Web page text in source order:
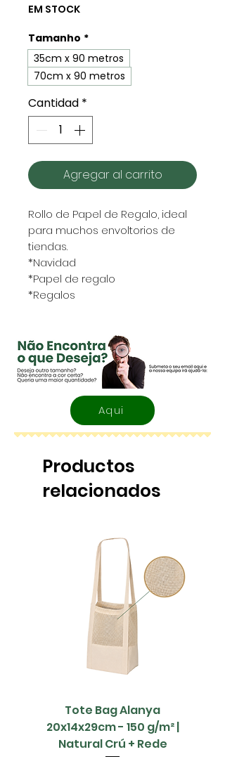
EM STOCK
Tamanho *
35cm x 90 metros
70cm x 90 metros
Cantidad *
Agregar al carrito
Rollo de Papel de Regalo, ideal
para muchos envoltorios de
tiendas.
*Navidad
*Papel de regalo
*Regalos
Aqui
Productos
relacionados
Tote Bag Alanya
20x14x29cm - 150 g/m² |
Natural Crú + Rede